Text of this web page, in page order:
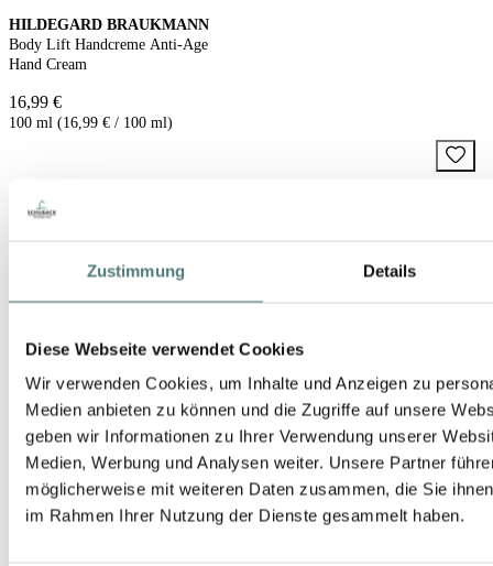
Zustimmung Details
Diese Webseite verwendet Cookies
Wir verwenden Cookies, um Inhalte und Anzeigen zu
Medien anbieten zu können und die Zugriffe auf unsere
geben wir Informationen zu Ihrer Verwendung unserer
Medien, Werbung und Analysen weiter. Unsere Partner
möglicherweise mit weiteren Daten zusammen, die Sie
im Rahmen Ihrer Nutzung der Dienste gesammelt haben.
HILDEGARD BRAUKMANN
Body Lift Handcreme Anti-Age
Hand Cream
16,99 €
100 ml (16,99 € / 100 ml)